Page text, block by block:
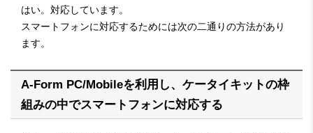
はい。対応しています。
スマートフォンに対応するためには次の二通りの方法があり
ます。
A-Form PC/Mobileを利用し、ケータイキットの枠
組みの中でスマートフォンに対応する